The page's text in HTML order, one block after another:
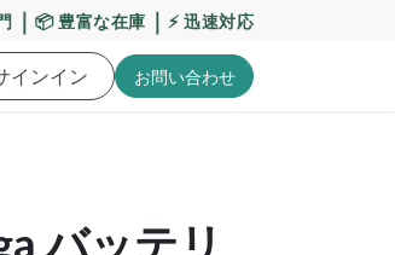
重要】平日の当日発送締切時間を17:00へ変更い
｜ 📦 豊富な在庫 ｜ ⚡ 迅速対応
・備品 特価品 ポイントに関して
インイン お問い​合わせ
バッテリ